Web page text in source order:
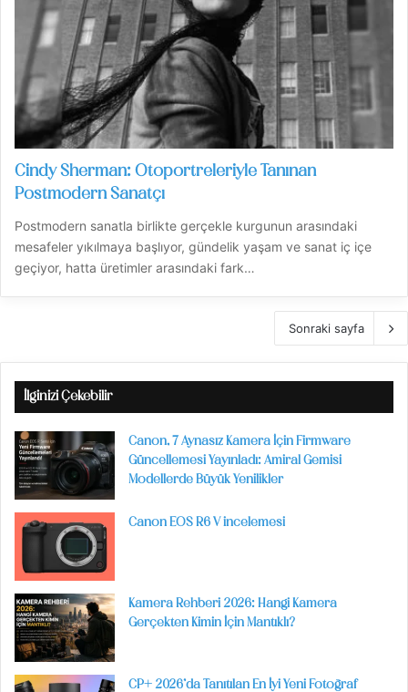
Cindy Sherman: Otoportreleriyle Tanınan
Postmodern Sanatçı
Postmodern sanatla birlikte gerçekle kurgunun arasındaki
mesafeler yıkılmaya başlıyor, gündelik yaşam ve sanat iç içe
geçiyor, hatta üretimler arasındaki fark…
Sonraki sayfa
İlginizi Çekebilir
Canon, 7 Aynasız Kamera İçin Firmware
Güncellemesi Yayınladı: Amiral Gemisi
Modellerde Büyük Yenilikler
Canon EOS R6 V incelemesi
Kamera Rehberi 2026: Hangi Kamera
Gerçekten Kimin İçin Mantıklı?
CP+ 2026’da Tanıtılan En İyi Yeni Fotoğraf